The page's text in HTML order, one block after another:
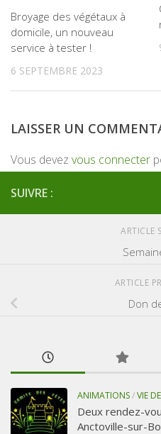
Broyage des végétaux à
domicile, un nouveau
service à tester !
6 SEPTEMBRE 2023
LAISSER UN
Vous devez vous connecter
SUIVRE :
ARTICLE
ARTICLE
Don
ANIMATIONS/VIE
Deux rendez-
Anctoville-sur-